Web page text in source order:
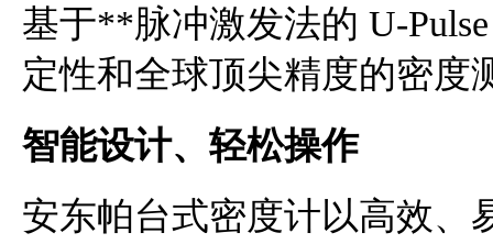
基于**脉冲激发法的 U-
定性和全球顶尖精度的密度
智能设计、轻松操作
安东帕台式密度计以高效、